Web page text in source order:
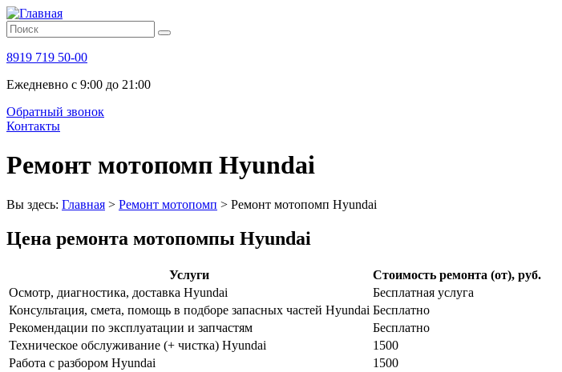
8919 719 50-00
Ежедневно с 9:00 до 21:00
Обратный звонок
Контакты
Ремонт мотопомп Hyundai
Вы здесь: Главная > Ремонт мотопомп > Ремонт мотопомп Hyundai
Цена ремонта мотопомпы Hyundai
Услуги
Стоимость ремонта (от), руб.
Осмотр, диагностика, доставка Hyundai
Бесплатная услуга
Консультация, смета, помощь в подборе запасных частей Hyundai Бесплатно
Рекомендации по эксплуатации и запчастям
Бесплатно
Техническое обслуживание (+ чистка) Hyundai
1500
Работа с разбором Hyundai
1500